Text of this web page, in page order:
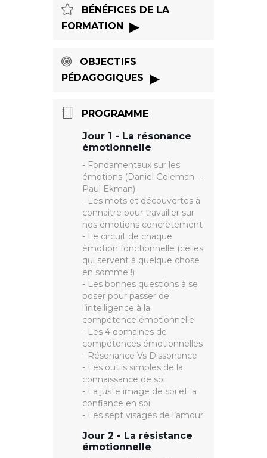
BÉNÉFICES DE LA
FORMATION
dès la fin du premier jour
• Un gain de confiance en soi
• Un plan d’action
résistance au stress en
utilisant vos émotions
OBJECTIFS
PÉDAGOGIQUES
principaux déclencheurs
positivement ses émotions
• Concevoir un plan d’action
personnalisé de résistance
émotionnelle
PROGRAMME
Jour 1 - La résonance
émotionnelle
- Fondamentaux sur les
émotions (Daniel Goleman –
Paul Ekman)
- Les mots et découvertes à
connaitre pour travailler sur
nos émotions concrètement
- Le circuit de chaque
émotion fonctionnelle (celles
qui servent à quelque chose
en somme !)
- Les bonnes questions à se
poser pour passer de
l’intelligence à la
compétence émotionnelle
- Les 4 domaines de
compétences émotionnelles
- Résonance Vs Dissonance
- Les outils simples de la
connaissance de soi
- La juste image de soi et la
confiance en soi
- Les sept visages de l’amour
Jour 2 - La résistance
émotionnelle